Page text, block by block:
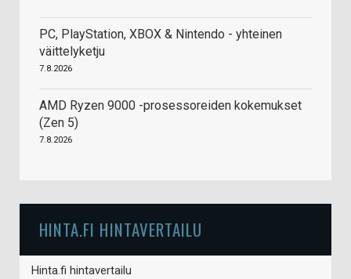
PC, PlayStation, XBOX & Nintendo - yhteinen
väittelyketju
7.8.2026
AMD Ryzen 9000 -prosessoreiden kokemukset
(Zen 5)
7.8.2026
HINTA.FI HINTAVERTAILU
Hinta.fi hintavertailu